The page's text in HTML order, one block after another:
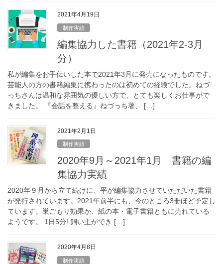
2021年4月19日
制作実績
編集協力した書籍（2021年2-3月
分）
私が編集をお手伝いした本で2021年3月に発売になったものです。
芸能人の方の書籍編集に携わったのは初めての経験でした。ねづ
っちさんは温和な雰囲気の優しい方で、とても楽しくお仕事がで
きました。 『会話を整える』ねづっち著、 […]
2021年2月1日
制作実績
2020年9月～2021年1月 書籍の編
集協力実績
2020年９月から立て続けに、平が編集協力させていただいた書籍
が発行されています。2021年前半にも、今のところ3冊ほど予定し
ています。巣ごもり効果か、紙の本・電子書籍ともに売れている
ようです。 1日5分! 飼い主ができ […]
2020年4月8日
制作実績